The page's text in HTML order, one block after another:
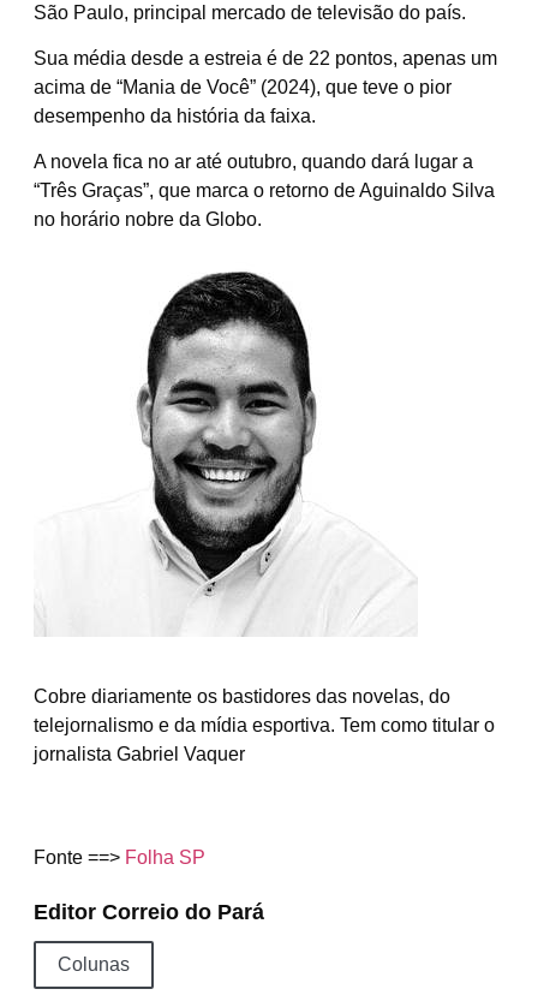
São Paulo, principal mercado de televisão do país.
Sua média desde a estreia é de 22 pontos, apenas um
acima de “Mania de Você” (2024), que teve o pior
desempenho da história da faixa.
A novela fica no ar até outubro, quando dará lugar a
“Três Graças”, que marca o retorno de Aguinaldo Silva
no horário nobre da Globo.
Cobre diariamente os bastidores das novelas, do
telejornalismo e da mídia esportiva. Tem como titular o
jornalista Gabriel Vaquer
Fonte ==> Folha SP
Editor Correio do Pará
Colunas